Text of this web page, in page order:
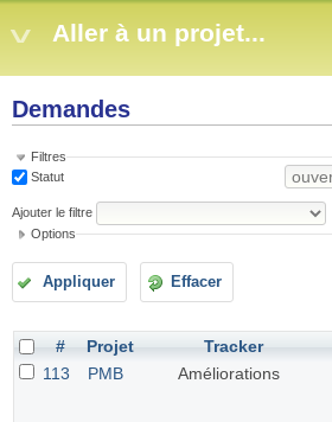
Aller à un projet...
Demandes
Filtres
Statut
Ajouter le filtre
Options
Appliquer Effacer
# Projet Tracker
113
PMB Améliorations